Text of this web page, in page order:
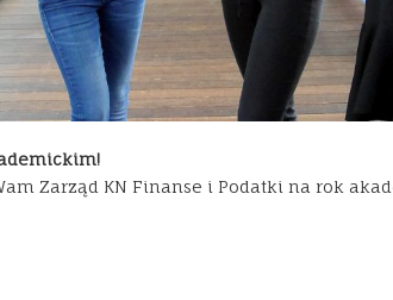
Zarząd KN Finanse i Podatki na rok